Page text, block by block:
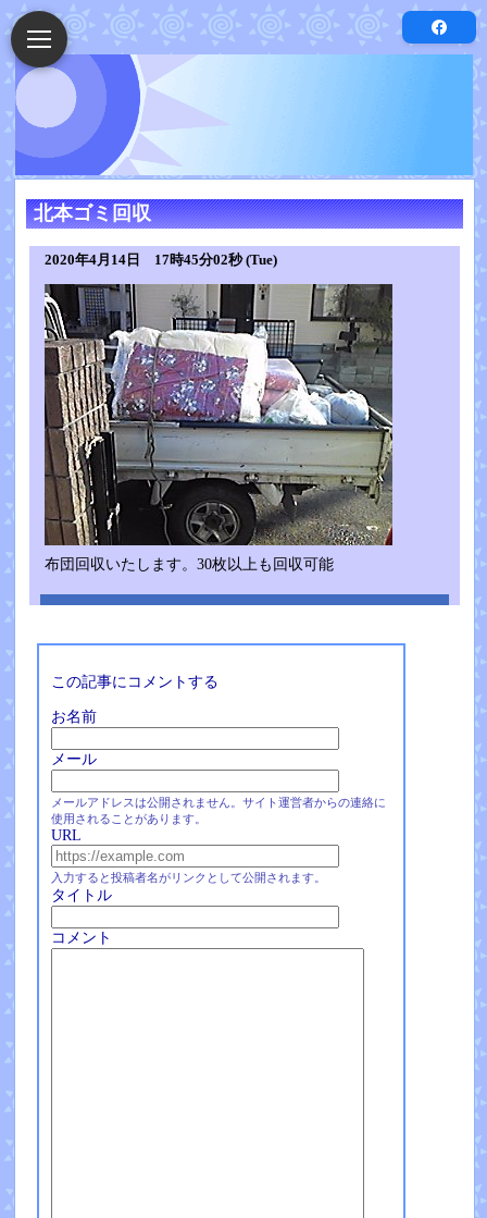
北本ゴミ回収
2020年4月14日 17時45分02秒 (Tue)
布団回収いたします。30枚以上も回収可能
この記事にコメントする
お名前
メール
メールアドレスは公開されません。サイト運営者からの連絡に
使用されることがあります。
URL
入力すると投稿者名がリンクとして公開されます。
タイトル
コメント